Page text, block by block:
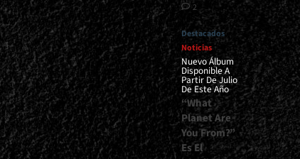
2
Destacados
Noticias
Nuevo Álbum
Disponible A
Partir De Julio
De Este Año
“What
Planet Are
You From?”
Es El